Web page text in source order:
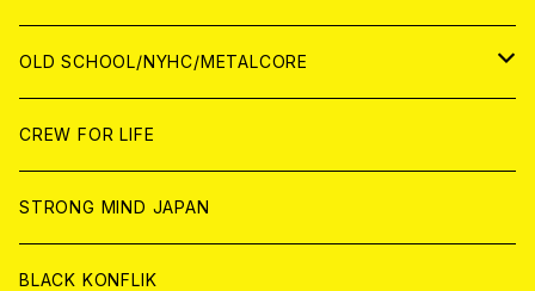
ANALOG
ANALOG
CD
ANALOG
CD
ANALOG
WORLD
CD
ANALOG
JAPAN
CD
ANALOG
WORLD
CD
ANALOG
OLD SCHOOL/NYHC/METALCORE
JAPAN
CD
ANALOG
WORLD
CD
CREW FOR LIFE
STRONG MIND JAPAN
BLACK KONFLIK